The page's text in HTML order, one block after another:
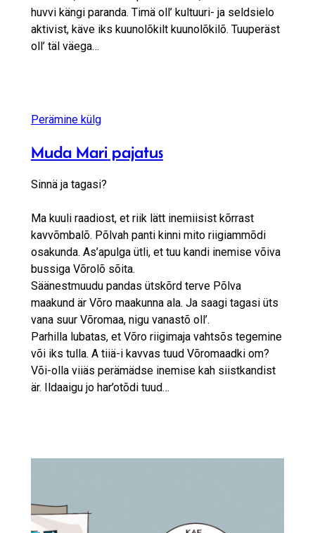
huvvi kängi paranda. Timä oll’ kultuuri- ja seldsielo
aktivist, käve iks kuunolõkilt kuunolõkilõ. Tuuperäst
oll’ täl väega…
Perämine külg
Muda Mari pajatus
Sinnä ja tagasi?
Ma kuuli raadiost, et riik lätt inemiisist kõrrast
kavvõmbalõ. Põlvah panti kinni mito riigiammõdi
osakunda. As’apulga ütli, et tuu kandi inemise võiva
bussiga Võrolõ sõita.
Säänestmuudu pandas ütskõrd terve Põlva
maakund är Võro maakunna ala. Ja saagi tagasi üts
vana suur Võromaa, nigu vanastõ oll’.
Parhilla lubatas, et Võro riigimaja vahtsõs tegemine
või iks tulla. A tiiä-i kavvas tuud Võromaadki om?
Või-olla viiäs perämädse inemise kah siistkandist
är. Ildaaigu jo har’otõdi tuud…